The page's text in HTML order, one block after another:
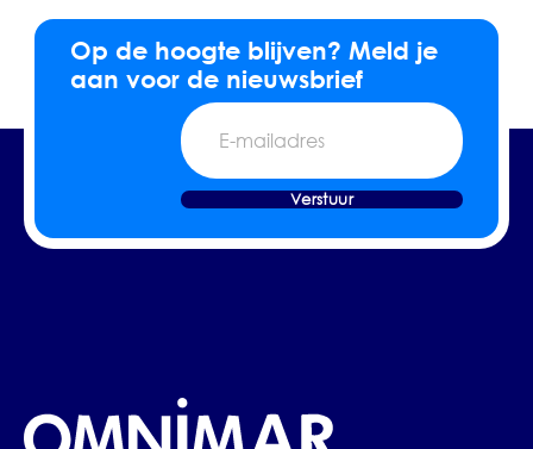
Op de hoogte blijven? Meld je
aan voor de nieuwsbrief
E-
mailadres
Verstuur